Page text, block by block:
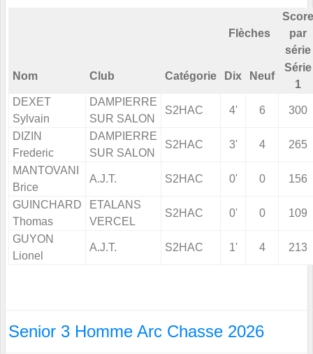
Flèches
Score
par
série
Nom Club Catégorie Dix Neuf
Série
1
DEXET
Sylvain
DAMPIERRE
SUR SALON
S2HAC 4' 6 300
DIZIN
Frederic
DAMPIERRE
SUR SALON
S2HAC 3' 4 265
MANTOVANI
Brice
A.J.T. S2HAC 0' 0 156
GUINCHARD
Thomas
ETALANS
VERCEL
S2HAC 0' 0 109
GUYON
Lionel
A.J.T. S2HAC 1' 4 213
Senior 3 Homme Arc Chasse 2026